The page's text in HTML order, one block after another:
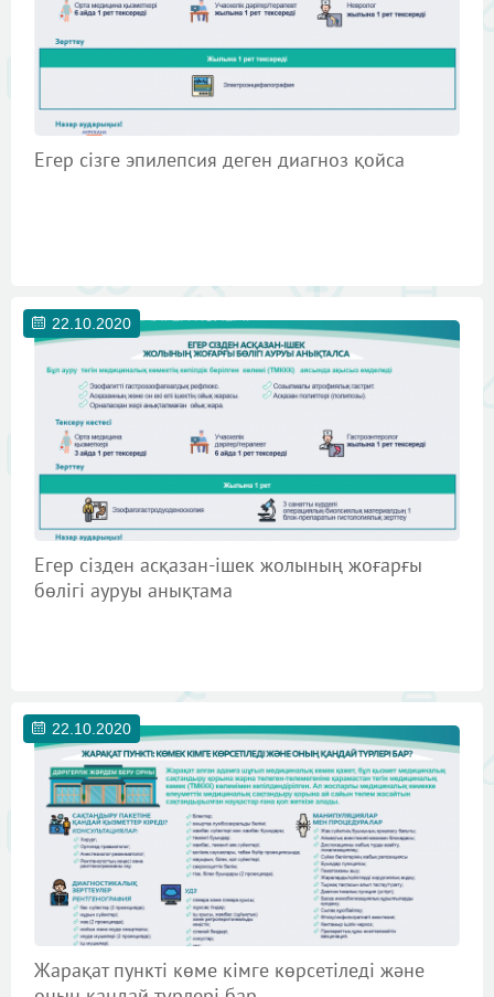
Егер сізге эпилепсия деген диагноз қойса
22.10.2020
Егер сізден асқазан-ішек жолының жоғарғы
бөлігі ауруы анықтама
22.10.2020
Жарақат пункті көме кімге көрсетіледі және